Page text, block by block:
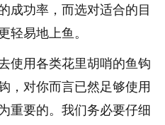
成功率，而选对适合的目
轻易地上鱼。
使用各类花里胡哨的鱼钩
，对你而言已然足够使用
重要的。我们务必要仔细